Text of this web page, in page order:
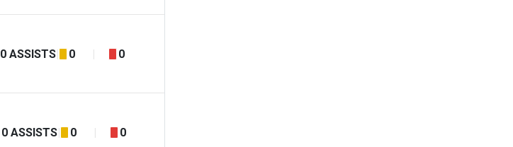
0 ASSISTS 0 0
0 ASSISTS 0 0